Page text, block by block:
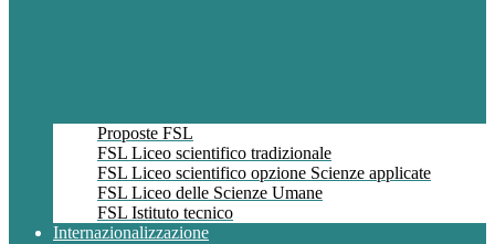
Proposte FSL
FSL Liceo scientifico tradizionale
FSL Liceo scientifico opzione Scienze applicate
FSL Liceo delle Scienze Umane
FSL Istituto tecnico
Internazionalizzazione